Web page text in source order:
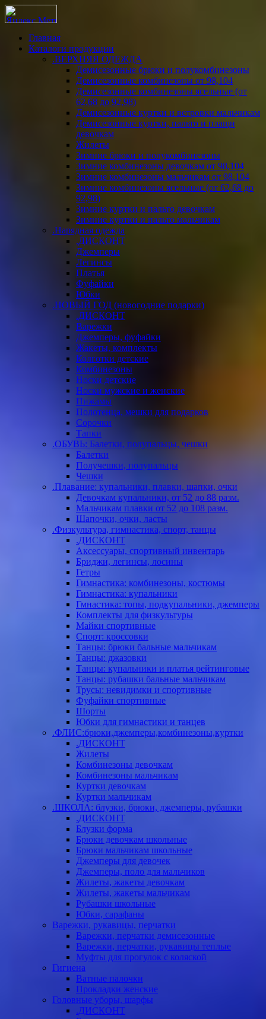
Главная
Каталоги продукции
.ВЕРХНЯЯ ОДЕЖДА
Демисезонные брюки и полукомбинезоны
Демисезонные комбинезоны от 98,104
Демисезонные комбинезоны ясельные (от
62,68 до 92,98)
Демисезонные куртки и ветровки мальчикам
Демисезонные куртки, пальто и плащи
девочкам
Жилеты
Зимние брюки и полукомбинезоны
Зимние комбинезоны девочкам от 98,104
Зимние комбинезоны мальчикам от 98,104
Зимние комбинезоны ясельные (от 62,68 до
92,98)
Зимние куртки и пальто девочкам
Зимние куртки и пальто мальчикам
.Нарядная одежда
.ДИСКОНТ
Джемперы
Легинсы
Платья
Фуфайки
Юбки
.НОВЫЙ ГОД (новогодние подарки)
.ДИСКОНТ
Варежки
Джемперы, фуфайки
Жакеты, комплекты
Колготки детские
Комбинезоны
Носки детские
Носки мужские и женские
Пижамы
Полотенца, мешки для подарков
Сорочки
Тапки
.ОБУВЬ: Балетки, полупальцы, чешки
Балетки
Получешки, полупальцы
Чешки
.Плавание: купальники, плавки, шапки, очки
Девочкам купальники, от 52 до 88 разм.
Мальчикам плавки от 52 до 108 разм.
Шапочки, очки, ласты
.Физкультура, гимнастика, спорт, танцы
.ДИСКОНТ
Аксессуары, спортивный инвентарь
Бриджи, легинсы, лосины
Гетры
Гимнастика: комбинезоны, костюмы
Гимнастика: купальники
Гмнастика: топы, подкупальники, джемперы
Комплекты для физкультуры
Майки спортивные
Спорт: кроссовки
Танцы: брюки бальные мальчикам
Танцы: джазовки
Танцы: купальники и платья рейтинговые
Танцы: рубашки бальные мальчикам
Трусы: невидимки и спортивные
Фуфайки спортивные
Шорты
Юбки для гимнастики и танцев
.ФЛИС:брюки,джемперы,комбинезоны,куртки
.ДИСКОНТ
Жилеты
Комбинезоны девочкам
Комбинезоны мальчикам
Куртки девочкам
Куртки мальчикам
.ШКОЛА: блузки, брюки, джемперы, рубашки
.ДИСКОНТ
Блузки форма
Брюки девочкам школьные
Брюки мальчикам школьные
Джемперы для девочек
Джемперы, поло для мальчиков
Жилеты, жакеты девочкам
Жилеты, жакеты мальчикам
Рубашки школьные
Юбки, сарафаны
Варежки, рукавицы, перчатки
Варежки, перчатки демисезонные
Варежки, перчатки, рукавицы теплые
Муфты для прогулок с коляской
Гигиена
Ватные палочки
Прокладки женские
Головные уборы, шарфы
.ДИСКОНТ